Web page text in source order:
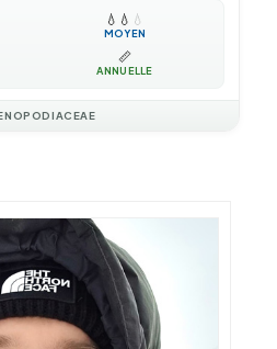
💧 💧 💧
MOYEN
📏
ANNUELLE